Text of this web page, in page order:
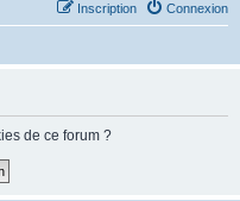
Connexion
Inscription
de ce forum ?